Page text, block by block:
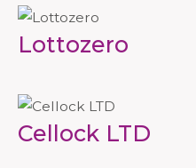
Lottozero
Cellock LTD